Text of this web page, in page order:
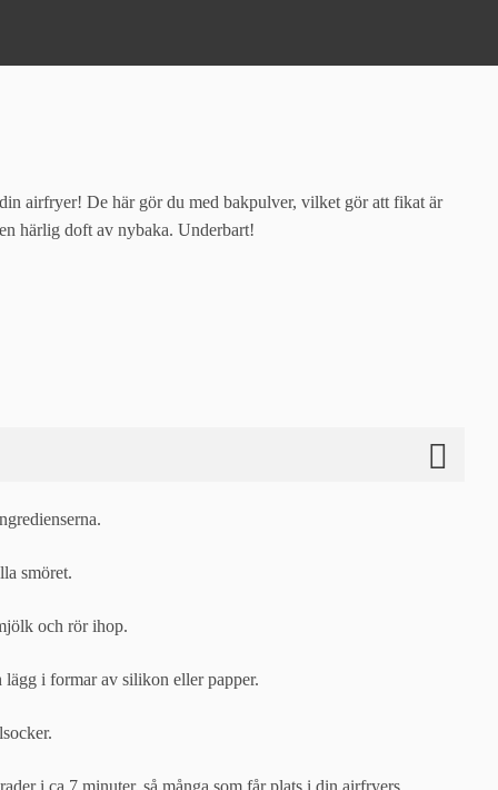
airfryer! De här gör du med bakpulver, vilket gör att fikat är
härlig doft av nybaka. Underbart!
smöret.
och rör ihop.
i formar av silikon eller papper.